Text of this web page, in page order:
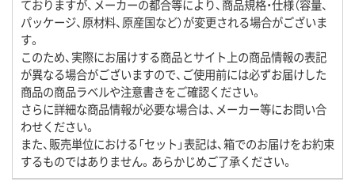
ておりますが、メーカーの都合等により、商品規格・仕様（容量、
パッケージ、原材料、原産国など）が変更される場合がございま
す。
このため、実際にお届けする商品とサイト上の商品情報の表記
が異なる場合がございますので、ご使用前には必ずお届けした
商品の商品ラベルや注意書きをご確認ください。
さらに詳細な商品情報が必要な場合は、メーカー等にお問い合
わせください。
また、販売単位における「セット」表記は、箱でのお届けをお約束
するものではありません。あらかじめご了承ください。